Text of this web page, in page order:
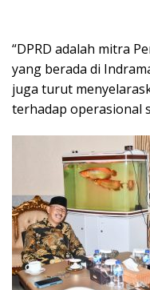
“DPRD adalah mitra
yang berada di
juga turut
terhadap operasional